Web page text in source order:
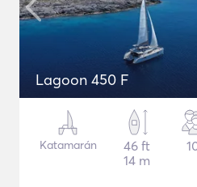
Lagoon 450 F
Katamarán
46 ft
14 m